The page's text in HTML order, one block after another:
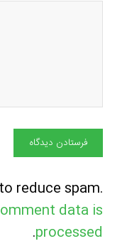
reduce spam.
data is
processed
.